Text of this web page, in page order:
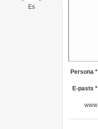
Es
Persona *
E-pasts *
www